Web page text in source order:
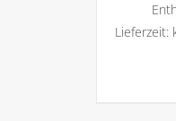
Lieferzeit: